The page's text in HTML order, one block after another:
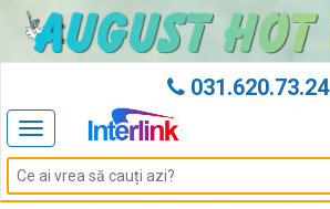
031.620.73.24
Toggle
navigation